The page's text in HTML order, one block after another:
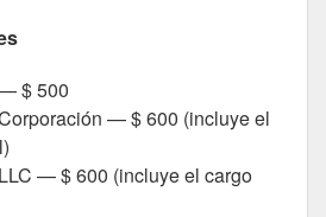
$ 500
— $ 600 (incluye el
— $ 600 (incluye el cargo